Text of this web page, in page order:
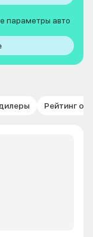
параметры авто
Рейтинг